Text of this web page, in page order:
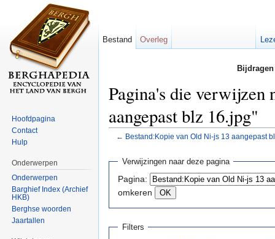
Pagina's die verwijzen
aangepast blz 16.jpg"
← Bestand:Kopie van Old Ni-js 13 aangepast
Verwijzingen naar deze pagina
Pagina:
omkeren
Filters
Bestand Overleg
Hoofdpagina
Contact
Hulp
Onderwerpen
Onderwerpen
Barghief Index (Archief
HKB)
Berghse woorden
Jaartallen